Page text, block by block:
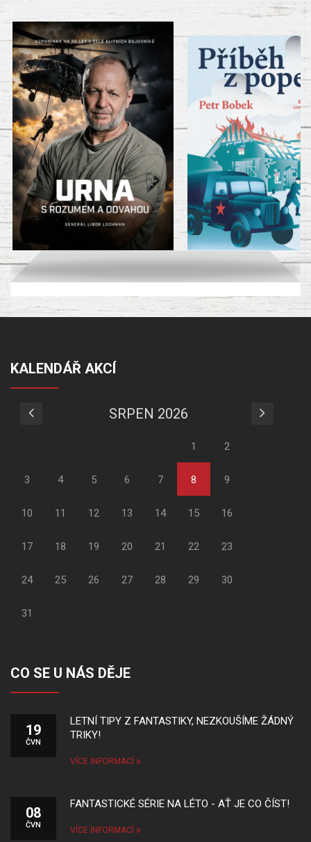
KALENDÁŘ AKCÍ
SRPEN 2026
1 2
3 4 5 6 7 8 9
10 11 12 13 14 15 16
17 18 19 20 21 22 23
24 25 26 27 28 29 30
31
CO SE U NÁS DĚJE
19
ČVN
LETNÍ TIPY Z FANTASTIKY, NEZKOUŠÍME ŽÁDNÝ
TRIKY!
VÍCE INFORMACÍ
08
ČVN
FANTASTICKÉ SÉRIE NA LÉTO - AŤ JE CO ČÍST!
VÍCE INFORMACÍ